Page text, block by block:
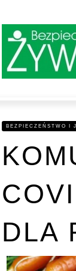
BEZPIECZEŃSTWO I
DLA